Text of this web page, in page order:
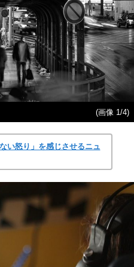
(画像 1/4)
い怒り」を感じさせるニュ